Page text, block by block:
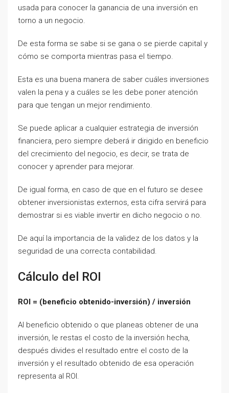
usada para conocer la ganancia de una inversión en
torno a un negocio.
De esta forma se sabe si se gana o se pierde capital y
cómo se comporta mientras pasa el tiempo.
Esta es una buena manera de saber cuáles inversiones
valen la pena y a cuáles se les debe poner atención
para que tengan un mejor rendimiento.
Se puede aplicar a cualquier estrategia de inversión
financiera, pero siempre deberá ir dirigido en beneficio
del crecimiento del negocio, es decir, se trata de
conocer y aprender para mejorar.
De igual forma, en caso de que en el futuro se desee
obtener inversionistas externos, esta cifra servirá para
demostrar si es viable invertir en dicho negocio o no.
De aquí la importancia de la validez de los datos y la
seguridad de una correcta contabilidad.
Cálculo del ROI
ROI = (beneficio obtenido-inversión) / inversión
Al beneficio obtenido o que planeas obtener de una
inversión, le restas el costo de la inversión hecha,
después divides el resultado entre el costo de la
inversión y el resultado obtenido de esa operación
representa al ROI.